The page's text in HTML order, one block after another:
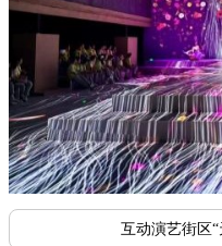
互动演艺街区